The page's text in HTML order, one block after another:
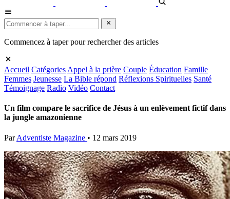
Commencez à taper pour rechercher des articles
Accueil Catégories Appel à la prière Couple Éducation Famille
Femmes Jeunesse La Bible répond Réflexions Spirituelles Santé
Témoignage Radio Vidéo Contact
Un film compare le sacrifice de Jésus à un enlèvement fictif dans
la jungle amazonienne
Par Adventiste Magazine • 12 mars 2019